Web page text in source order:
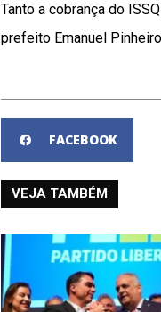
Tanto a cobrança do
prefeito Emanuel Pinheiro
FACEBOOK
VEJA TAMBÉM